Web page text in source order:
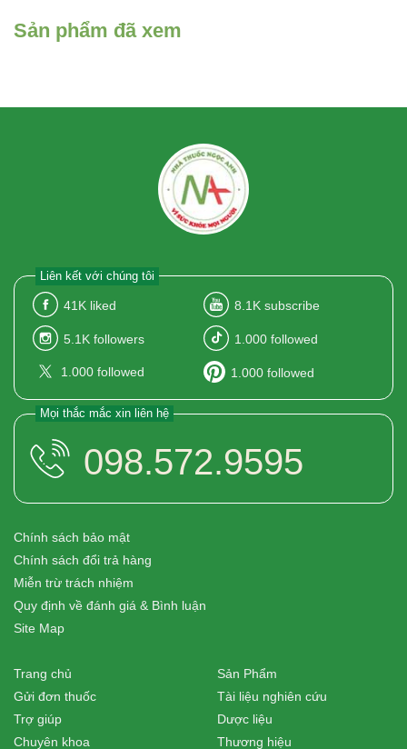
Sản phẩm đã xem
Liên kết với chúng tôi
41K liked 8.1K subscribe
5.1K followers 1.000 followed
1.000 followed 1.000 followed
Mọi thắc mắc xin liên hệ
098.572.9595
Chính sách bảo mật
Chính sách đổi trả hàng
Miễn trừ trách nhiệm
Quy định về đánh giá & Bình luận
Site Map
Trang chủ
Gửi đơn thuốc
Trợ giúp
Chuyên khoa
Sản Phẩm
Tài liệu nghiên cứu
Dược liệu
Thương hiệu